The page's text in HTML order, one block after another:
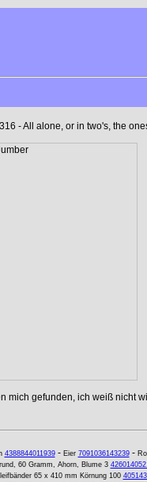
- All alone, or in two's, the
mich gefunden, ich weiß nicht
4388844011939- Eier 7091036143239-
60 Gramm, Ahorn, Blume 3
65 x 410 mm Körnung 100